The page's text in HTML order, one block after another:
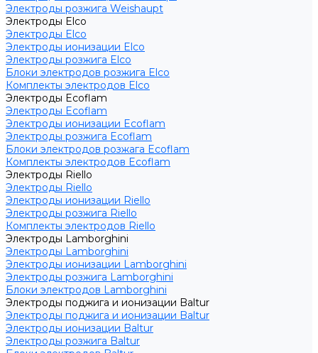
Электроды розжига Weishaupt
Электроды Elco
Электроды Elco
Электроды ионизации Elco
Электроды розжига Elco
Блоки электродов розжига Elco
Комплекты электродов Elco
Электроды Ecoflam
Электроды Ecoflam
Электроды ионизации Ecoflam
Электроды розжига Ecoflam
Блоки электродов розжага Ecoflam
Комплекты электродов Ecoflam
Электроды Riello
Электроды Riello
Электроды ионизации Riello
Электроды розжига Riello
Комплекты электродов Riello
Электроды Lamborghini
Электроды Lamborghini
Электроды ионизации Lamborghini
Электроды розжига Lamborghini
Блоки электродов Lamborghini
Электроды поджига и ионизации Baltur
Электроды поджига и ионизации Baltur
Электроды ионизации Baltur
Электроды розжига Baltur